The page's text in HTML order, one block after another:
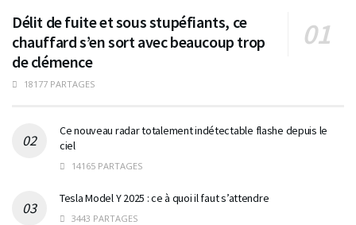
Délit de fuite et sous stupéfiants, ce
chauffard s’en sort avec beaucoup trop
de clémence
18177 PARTAGES
Ce nouveau radar totalement indétectable flashe depuis le
ciel
14165 PARTAGES
Tesla Model Y 2025 : ce à quoi il faut s’attendre
3443 PARTAGES